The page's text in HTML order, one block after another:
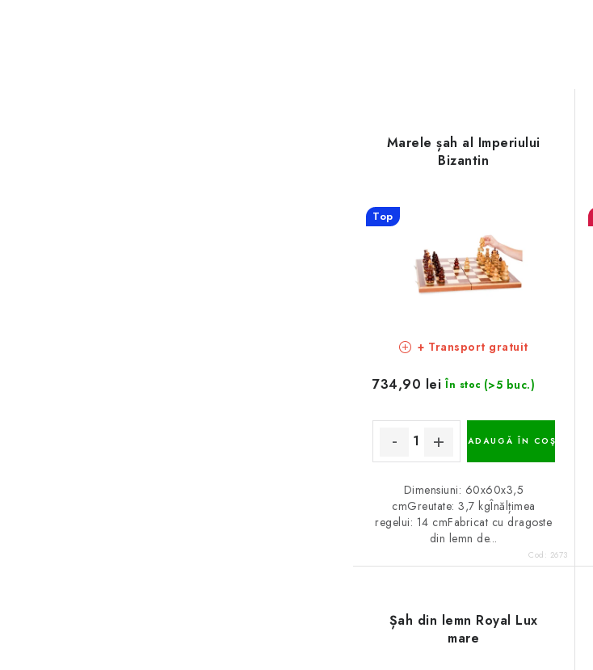
Marele șah al Imperiului
Bizantin
Top
+ Transport gratuit
În stoc (>5 buc.)
734,90 lei
ADAUGĂ ÎN COŞ
Dimensiuni: 60x60x3,5
cmGreutate: 3,7 kgÎnălțimea
regelui: 14 cmFabricat cu dragoste
din lemn de...
Cod: 2673
Șah din lemn Royal Lux
mare